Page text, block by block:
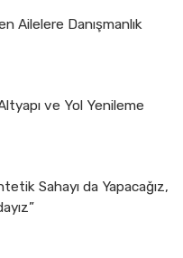
Ailelere Danışmanlık
ve Yol Yenileme
Sahayı da Yapacağız,